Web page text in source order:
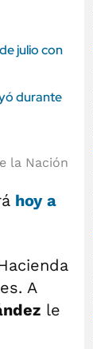
julio con
durante
la Nación
hoy a
A
le